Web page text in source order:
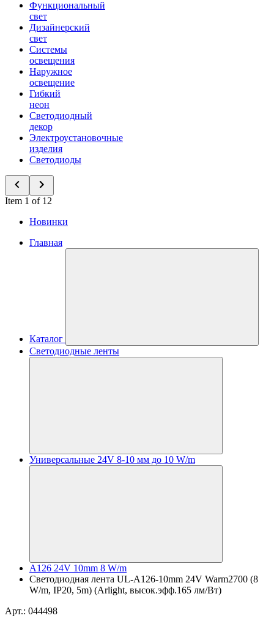
Функциональный
свет
Дизайнерский
свет
Системы
освещения
Наружное
освещение
Гибкий
неон
Светодиодный
декор
Электроустановочные
изделия
Светодиоды
Item 1 of 12
Новинки
Главная
Каталог
Светодиодные ленты
Универсальные 24V 8-10 мм до 10 W/m
A126 24V 10mm 8 W/m
Светодиодная лента UL-A126-10mm 24V Warm2700 (8
W/m, IP20, 5m) (Arlight, высок.эфф.165 лм/Вт)
Арт.: 044498